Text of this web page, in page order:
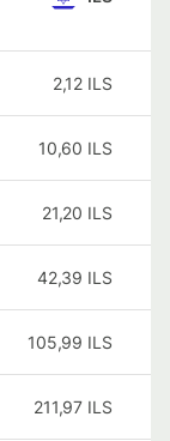
2,12 ILS
10,60 ILS
21,20 ILS
42,39 ILS
105,99 ILS
211,97 ILS